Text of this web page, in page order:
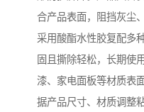
合产品表面，阻挡灰尘
采用酸酯水性胶复配多
固且撕除轻松，长期使
漆、家电面板等材质表
据产品尺寸、材质调整